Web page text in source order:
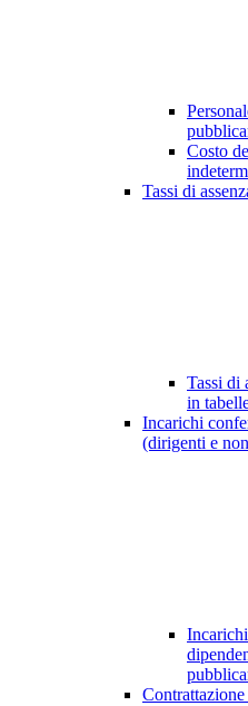
Costo
Tassi di
Tassi di
in
Incarichi
(dirigenti e